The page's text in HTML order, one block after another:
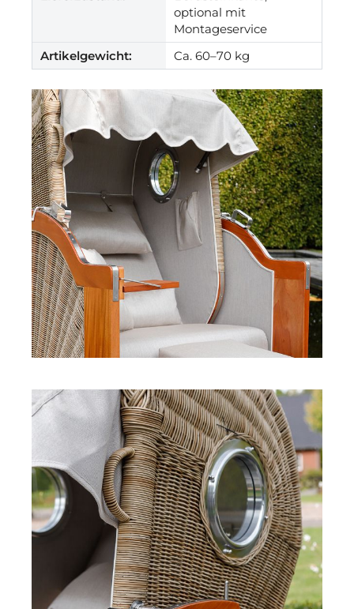
optional mit
Montageservice
Artikelgewicht:
Ca. 60–70 kg